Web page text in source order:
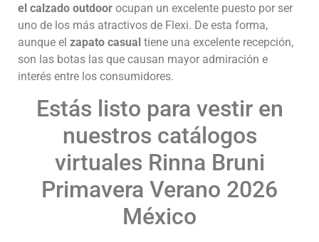
el calzado outdoor ocupan un excelente puesto por ser
uno de los más atractivos de Flexi. De esta forma,
aunque el zapato casual tiene una excelente recepción,
son las botas las que causan mayor admiración e
interés entre los consumidores.
Estás listo para vestir en
nuestros catálogos
virtuales Rinna Bruni
Primavera Verano 2026
México